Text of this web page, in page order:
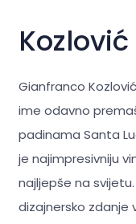
Kozlović
Gianfranco
ime odavno
padinama Santa
je najimpresivniju
najljepše na
dizajnersko zdanje